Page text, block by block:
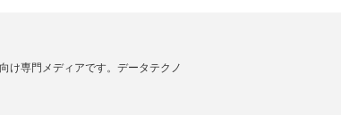
け専門メディアです。データテクノ